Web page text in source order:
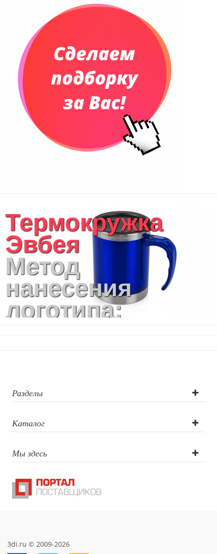
Термокружка
Эвбея
Метод
нанесения
логотипа:
Разделы
Каталог
Мы здесь
3di.ru © 2009-2026